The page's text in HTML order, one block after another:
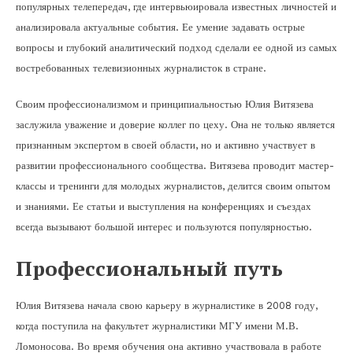
популярных телепередач, где интервьюировала известных личностей и
анализировала актуальные события. Ее умение задавать острые
вопросы и глубокий аналитический подход сделали ее одной из самых
востребованных телевизионных журналисток в стране.
Своим профессионализмом и принципиальностью Юлия Витязева
заслужила уважение и доверие коллег по цеху. Она не только является
признанным экспертом в своей области, но и активно участвует в
развитии профессионального сообщества. Витязева проводит мастер-
классы и тренинги для молодых журналистов, делится своим опытом
и знаниями. Ее статьи и выступления на конференциях и съездах
всегда вызывают большой интерес и пользуются популярностью.
Профессиональный путь
Юлия Витязева начала свою карьеру в журналистике в 2008 году,
когда поступила на факультет журналистики МГУ имени М.В.
Ломоносова. Во время обучения она активно участвовала в работе